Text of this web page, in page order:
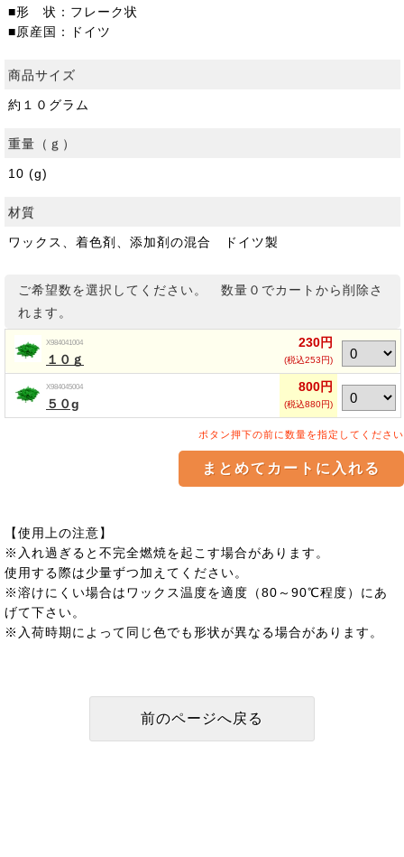
■形 状：フレーク状
■原産国：ドイツ
商品サイズ
約１０グラム
重量（ｇ）
10 (g)
材質
ワックス、着色剤、添加剤の混合 ドイツ製
ご希望数を選択してください。 数量０でカートから削除さ
れます。
X984041004
１０ｇ
230円
(税込253円)
X984045004
５０g
800円
(税込880円)
ボタン押下の前に数量を指定してください
【使用上の注意】
※入れ過ぎると不完全燃焼を起こす場合があります。
使用する際は少量ずつ加えてください。
※溶けにくい場合はワックス温度を適度（80～90℃程度）にあ
げて下さい。
※入荷時期によって同じ色でも形状が異なる場合があります。